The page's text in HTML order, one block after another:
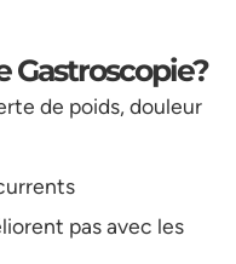
Gastroscopie?
de poids, douleur
pas avec les